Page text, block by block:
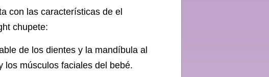
con las características de el
chupete:
de los dientes y la mandíbula al
los músculos faciales del bebé.